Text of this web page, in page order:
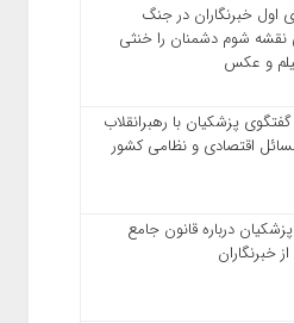
اول خبرنگاران در جنگ
نقشه شوم دشمنان را خنثی
و عکس
پزشکیان با رهبرانقلاب
اقتصادی و نظامی کشور
درباره قانون جامع
خبرنگاران